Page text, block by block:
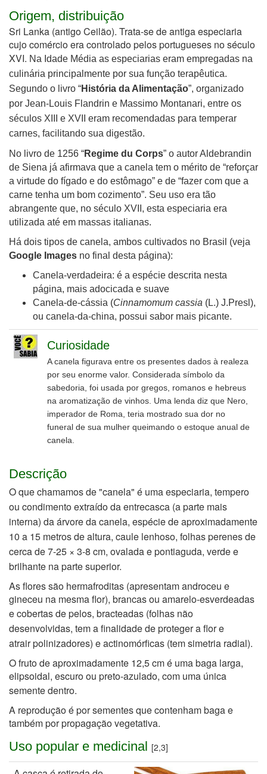
Origem, distribuição
Sri Lanka (antigo Ceilão). Trata-se de antiga especiaria
cujo comércio era controlado pelos portugueses no século
XVI. Na Idade Média as especiarias eram empregadas na
culinária principalmente por sua função terapêutica.
Segundo o livro “História da Alimentação”, organizado
por Jean-Louis Flandrin e Massimo Montanari, entre os
séculos XIII e XVII eram recomendadas para temperar
carnes, facilitando sua digestão.
No livro de 1256 “Regime du Corps” o autor Aldebrandin
de Siena já afirmava que a canela tem o mérito de “reforçar
a virtude do fígado e do estômago” e de “fazer com que a
carne tenha um bom cozimento”. Seu uso era tão
abrangente que, no século XVII, esta especiaria era
utilizada até em massas italianas.
Há dois tipos de canela, ambos cultivados no Brasil (veja
Google Images no final desta página):
Canela-verdadeira: é a espécie descrita nesta
página, mais adocicada e suave
Canela-de-cássia (Cinnamomum cassia (L.) J.Presl),
ou canela-da-china, possui sabor mais picante.
Curiosidade
A canela figurava entre os presentes dados à realeza
por seu enorme valor. Considerada símbolo da
sabedoria, foi usada por gregos, romanos e hebreus
na aromatização de vinhos. Uma lenda diz que Nero,
imperador de Roma, teria mostrado sua dor no
funeral de sua mulher queimando o estoque anual de
canela.
Descrição
O que chamamos de "canela" é uma especiaria, tempero
ou condimento extraído da entrecasca (a parte mais
interna) daárvore da canela, espécie de aproximadamente
10 a 15 metros de altura, caule lenhoso, folhas perenes de
cerca de 7-25 × 3-8 cm, ovalada e pontiaguda, verde e
brilhante na parte superior.
As flores são hermafroditas (apresentam androceu e
gineceu na mesma flor), brancas ou amarelo-esverdeadas
ecobertas de pelos, bracteadas (folhas não
desenvolvidas, tem a finalidade de proteger a flor e
atrairpolinizadores) e actinomórficas (tem simetria radial).
O fruto de aproximadamente 12,5 cm é uma baga larga,
elipsoidal, escuro ou preto-azulado, com uma única
sementedentro.
A reprodução é por sementes que contenham baga e
também por propagação vegetativa.
Uso popular e medicinal [2,3]